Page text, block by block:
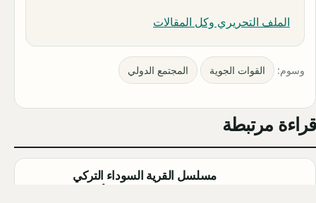
الملف التحريري وكل المقالات
وسوم: القوات الجوية المجتمع الدولي
قراءة مرتبطة
مسلسل القرية السوداء التركي